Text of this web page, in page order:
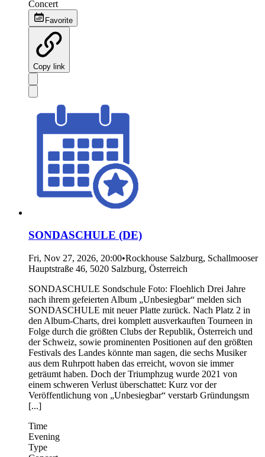
Concert
Favorite
Copy link
SONDASCHULE (DE)
Fri, Nov 27, 2026, 20:00•Rockhouse Salzburg, Schallmooser
Hauptstraße 46, 5020 Salzburg, Österreich
SONDASCHULE Sondschule Foto: Floehlich Drei Jahre
nach ihrem gefeierten Album „Unbesiegbar“ melden sich
SONDASCHULE mit neuer Platte zurück. Nach Platz 2 in
den Album-Charts, drei komplett ausverkauften Tourneen in
Folge durch die größten Clubs der Republik, Österreich und
der Schweiz, sowie prominenten Positionen auf den größten
Festivals des Landes könnte man sagen, die sechs Musiker
aus dem Ruhrpott haben das erreicht, wovon sie immer
geträumt haben. Doch der Triumphzug wurde 2021 von
einem schweren Verlust überschattet: Kurz vor der
Veröffentlichung von „Unbesiegbar“ verstarb Gründungsm
[...]
Time
Evening
Type